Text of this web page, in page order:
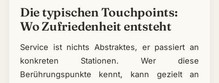
Die typischen Touchpoints:
Wo Zufriedenheit entsteht
Service ist nichts Abstraktes, er passiert an
konkreten Stationen. Wer diese
Berührungspunkte kennt, kann gezielt an